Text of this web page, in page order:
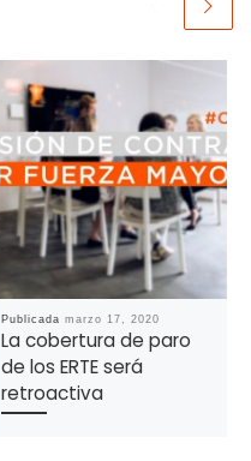
Publicada marzo 17, 2020
La cobertura de paro
de los ERTE será
retroactiva